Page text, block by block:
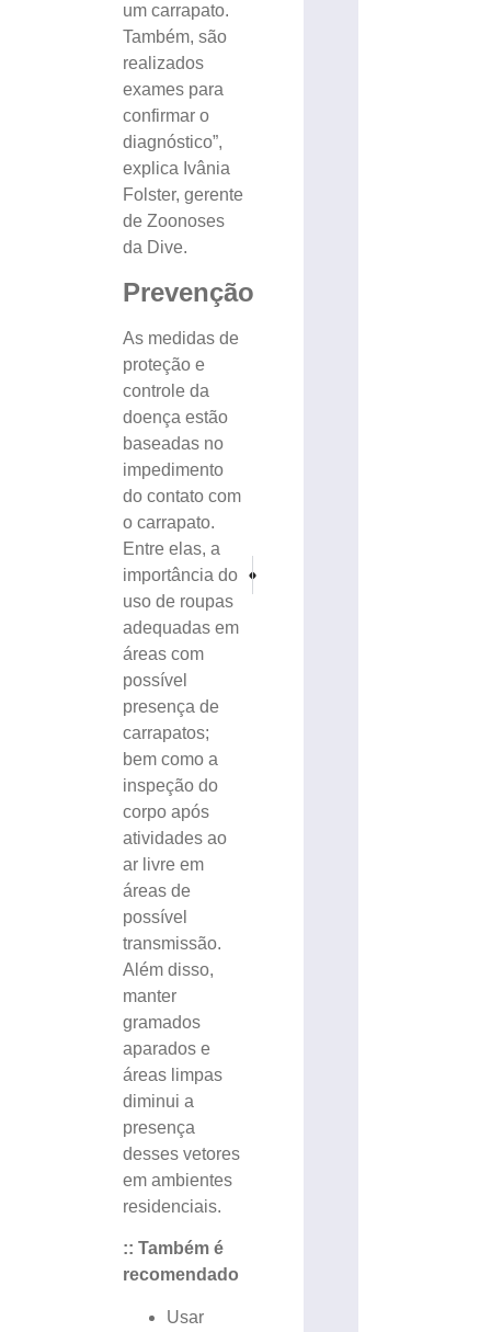
um carrapato.
Também, são
realizados
exames para
confirmar o
diagnóstico”,
explica Ivânia
Folster, gerente
de Zoonoses
da Dive.
Prevenção
As medidas de
proteção e
controle da
doença estão
baseadas no
impedimento
do contato com
o carrapato.
Entre elas, a
importância do
uso de roupas
adequadas em
áreas com
possível
presença de
carrapatos;
bem como a
inspeção do
corpo após
atividades ao
ar livre em
áreas de
possível
transmissão.
Além disso,
manter
gramados
aparados e
áreas limpas
diminui a
presença
desses vetores
em ambientes
residenciais.
:: Também é
recomendado
Usar
PRÓXIMO
Condenada a 25 anos mulher que matou e